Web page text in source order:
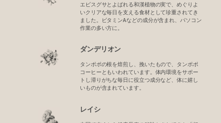
エビスグサとよばれる和漢植物の実で、めぐりよ
いクリアな毎日を支える食材として珍重されてき
ました。ビタミンAなどの成分が含まれ、パソコン
作業の多い方に。
ダンデリオン
タンポポの根を焙煎し、挽いたもので、タンポポ
コーヒーともいわれています。体内環境をサポー
トし滞りがちな毎日に役立つ成分など、体に嬉し
いものが含まれています。
レイシ